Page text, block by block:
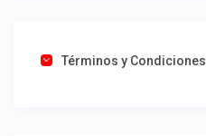
Términos y Condiciones